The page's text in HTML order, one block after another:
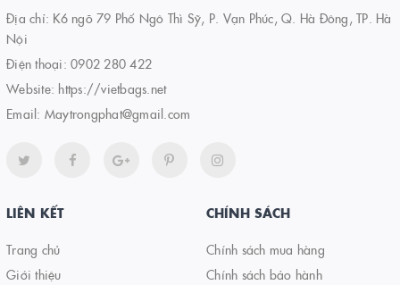
Địa chỉ: K6 ngõ 79 Phố Ngô Thì Sỹ, P. Vạn Phúc, Q. Hà Đông, TP. Hà
Nội
Điện thoại: 0902 280 422
Website: https://vietbags.net
Email: Maytrongphat@gmail.com
LIÊN KẾT
Trang chủ
Giới thiệu
CHÍNH SÁCH
Chính sách mua hàng
Chính sách bảo hành